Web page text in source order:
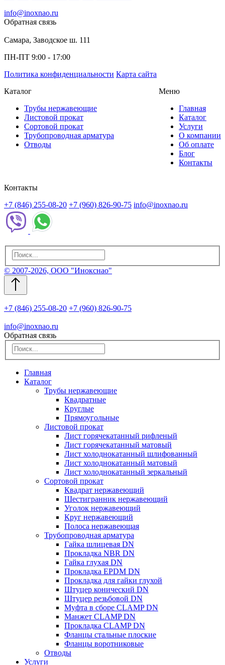
info@inoxnao.ru
Обратная связь
Самара, Заводское ш. 111
ПН-ПТ 9:00 - 17:00
Политика конфиденциальности Карта сайта
Каталог
Трубы нержавеющие
Листовой прокат
Сортовой прокат
Трубопроводная арматура
Отводы
Меню
Главная
Каталог
Услуги
О компании
Об оплате
Блог
Контакты
Контакты
+7 (846) 255-08-20 +7 (960) 826-90-75 info@inoxnao.ru
© 2007-2026, ООО "Инокснао"
+7 (846) 255-08-20 +7 (960) 826-90-75
info@inoxnao.ru
Обратная связь
Главная
Каталог
Трубы нержавеющие
Квадратные
Круглые
Прямоугольные
Листовой прокат
Лист горячекатанный рифленый
Лист горячекатанный матовый
Лист холоднокатанный шлифованный
Лист холоднокатанный матовый
Лист холоднокатанный зеркальный
Сортовой прокат
Квадрат нержавеющий
Шестигранник нержавеющий
Уголок нержавеющий
Круг нержавеющий
Полоса нержавеющая
Трубопроводная арматура
Гайка шлицевая DN
Прокладка NBR DN
Гайка глухая DN
Прокладка EPDM DN
Прокладка для гайки глухой
Штуцер конический DN
Штуцер резьбовой DN
Муфта в сборе CLAMP DN
Манжет CLAMP DN
Прокладка CLAMP DN
Фланцы стальные плоские
Фланцы воротниковые
Отводы
Услуги